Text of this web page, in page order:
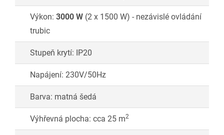
Výkon: 3000 W (2 x 1500 W) - nezávislé ovládání
trubic
Stupeň krytí: IP20
Napájení: 230V/50Hz
Barva: matná šedá
Výhřevná plocha: cca 25 m2